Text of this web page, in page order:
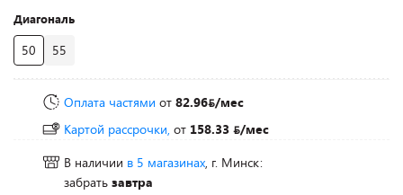
Диагональ
50 55
Оплата частями от 82.96 /мес
Картой рассрочки, от 158.33
/мес
В наличии в 5 магазинах, г. Минск:
забрать завтра